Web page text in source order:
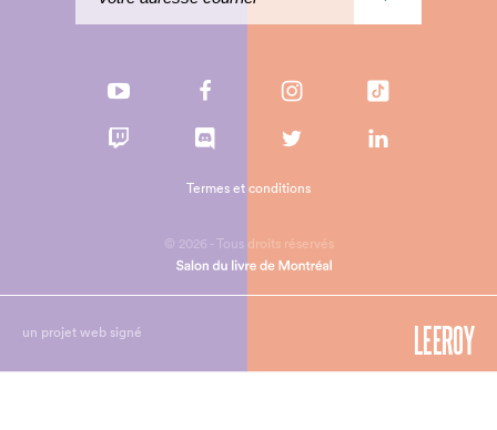
© 2026 - Tous droits réservés
Termes et conditions
un projet web signé